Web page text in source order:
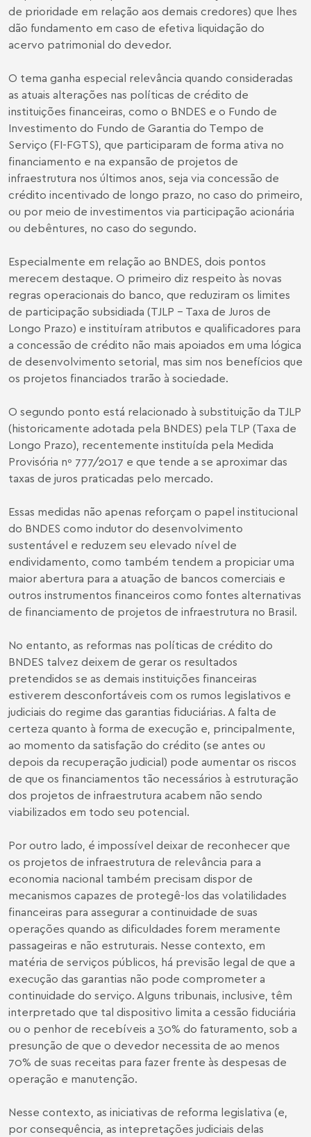
de prioridade em relação aos demais credores) que lhes
dão fundamento em caso de efetiva liquidação do
acervo patrimonial do devedor.
O tema ganha especial relevância quando consideradas
as atuais alterações nas políticas de crédito de
instituições financeiras, como o BNDES e o Fundo de
Investimento do Fundo de Garantia do Tempo de
Serviço (FI-FGTS), que participaram de forma ativa no
financiamento e na expansão de projetos de
infraestrutura nos últimos anos, seja via concessão de
crédito incentivado de longo prazo, no caso do primeiro,
ou por meio de investimentos via participação acionária
ou debêntures, no caso do segundo.
Especialmente em relação ao BNDES, dois pontos
merecem destaque. O primeiro diz respeito às novas
regras operacionais do banco, que reduziram os limites
de participação subsidiada (TJLP – Taxa de Juros de
Longo Prazo) e instituíram atributos e qualificadores para
a concessão de crédito não mais apoiados em uma lógica
de desenvolvimento setorial, mas sim nos benefícios que
os projetos financiados trarão à sociedade.
O segundo ponto está relacionado à substituição da TJLP
(historicamente adotada pela BNDES) pela TLP (Taxa de
Longo Prazo), recentemente instituída pela Medida
Provisória nº 777/2017 e que tende a se aproximar das
taxas de juros praticadas pelo mercado.
Essas medidas não apenas reforçam o papel institucional
do BNDES como indutor do desenvolvimento
sustentável e reduzem seu elevado nível de
endividamento, como também tendem a propiciar uma
maior abertura para a atuação de bancos comerciais e
outros instrumentos financeiros como fontes alternativas
de financiamento de projetos de infraestrutura no Brasil.
No entanto, as reformas nas políticas de crédito do
BNDES talvez deixem de gerar os resultados
pretendidos se as demais instituições financeiras
estiverem desconfortáveis com os rumos legislativos e
judiciais do regime das garantias fiduciárias. A falta de
certeza quanto à forma de execução e, principalmente,
ao momento da satisfação do crédito (se antes ou
depois da recuperação judicial) pode aumentar os riscos
de que os financiamentos tão necessários à estruturação
dos projetos de infraestrutura acabem não sendo
viabilizados em todo seu potencial.
Por outro lado, é impossível deixar de reconhecer que
os projetos de infraestrutura de relevância para a
economia nacional também precisam dispor de
mecanismos capazes de protegê-los das volatilidades
financeiras para assegurar a continuidade de suas
operações quando as dificuldades forem meramente
passageiras e não estruturais. Nesse contexto, em
matéria de serviços públicos, há previsão legal de que a
execução das garantias não pode comprometer a
continuidade do serviço. Alguns tribunais, inclusive, têm
interpretado que tal dispositivo limita a cessão fiduciária
ou o penhor de recebíveis a 30% do faturamento, sob a
presunção de que o devedor necessita de ao menos
70% de suas receitas para fazer frente às despesas de
operação e manutenção.
Nesse contexto, as iniciativas de reforma legislativa (e,
por consequência, as intepretações judiciais delas